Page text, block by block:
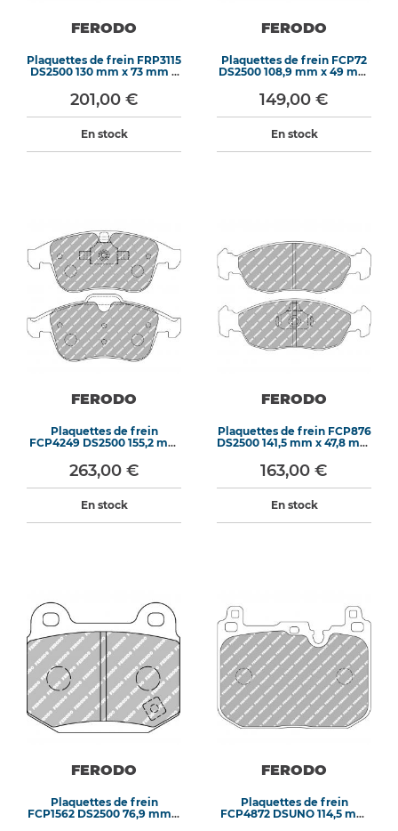
FERODO
Plaquettes de frein FRP3115
DS2500 130 mm x 73 mm x
201,00 €
En stock
FERODO
Plaquettes de frein FCP72
DS2500 108,9 mm x 49 mm
149,00 €
En stock
FERODO
Plaquettes de frein
FCP4249 DS2500 155,2 mm
263,00 €
En stock
FERODO
Plaquettes de frein FCP876
DS2500 141,5 mm x 47,8 mm
163,00 €
En stock
FERODO
Plaquettes de frein
FCP1562 DS2500 76,9 mm x
FERODO
Plaquettes de frein
FCP4872 DSUNO 114,5 mm